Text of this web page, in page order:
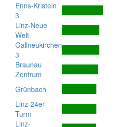
Enns-Kristein
3
Linz-Neue
Welt
Gallneukirchen
3
Braunau
Zentrum
Grünbach
Linz-24er-
Turm
Linz-